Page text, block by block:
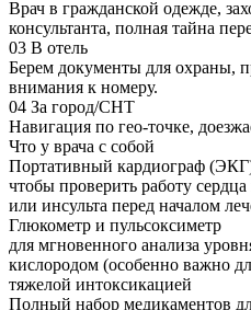
Врач в гражданской одежде,
консультанта, полная тайна
03 В отель
Берем документы для охраны,
внимания к номеру.
04 За город/СНТ
Навигация по гео-точке,
Что у врача с собой
Портативный кардиограф
чтобы проверить работу
или инсульта перед началом
Глюкометр и пульсоксиметр
для мгновенного анализа
кислородом (особенно важно
тяжелой интоксикацией
Полный набор медикаментов